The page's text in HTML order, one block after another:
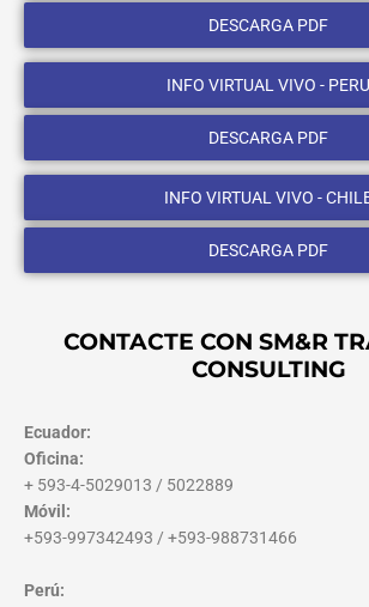
DESCARGA PDF
INFO VIRTUAL VIVO - PERU
DESCARGA PDF
INFO VIRTUAL VIVO -
DESCARGA PDF
CONTACTE CON SM&R
CONSULTING
Ecuador:
Oficina:
+ 593-4-5029013 / 5022889
Móvil:
+593-997342493 / +593-988731466
Perú: